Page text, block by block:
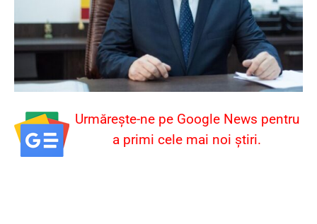
Urmărește-ne pe Google News pentru
a primi cele mai noi știri.